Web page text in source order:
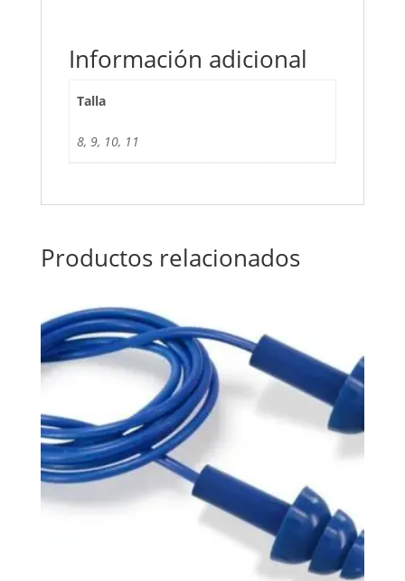
Información adicional
Talla
8, 9, 10, 11
Productos relacionados